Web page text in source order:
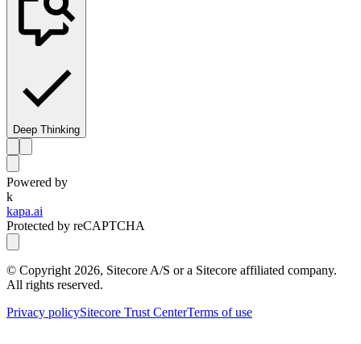
Deep Thinking
Powered by
k
kapa.ai
Protected by reCAPTCHA
© Copyright 2026, Sitecore A/S or a Sitecore affiliated company.
All rights reserved.
Privacy policySitecore Trust CenterTerms of use